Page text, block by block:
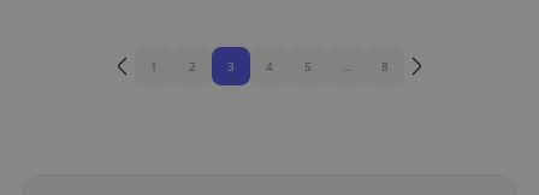
1 2 3 4 5 ... 8